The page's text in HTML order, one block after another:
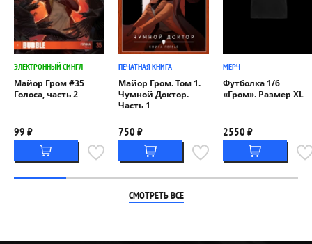
ЭЛЕКТРОННЫЙ СИНГЛ
Майор Гром #35
Голоса, часть 2
99 ₽
ПЕЧАТНАЯ КНИГА
Майор Гром. Том 1.
Чумной Доктор.
Часть 1
750 ₽
МЕРЧ
Футболка 1/6
«Гром». Размер XL
2550 ₽
СМОТРЕТЬ ВСЕ